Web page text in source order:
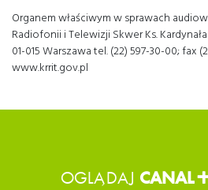
Organem właściwym w sprawach
Radiofonii i Telewizji Skwer Ks.
01-015 Warszawa tel. (22) 597-30-00; fax
www.krrit.gov.pl
OGLĄDAJ